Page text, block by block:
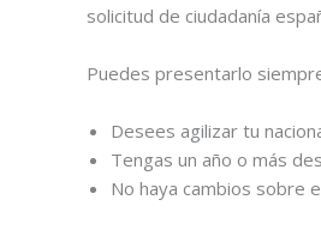
solicitud de ciudadanía
Puedes presentarlo
Desees agilizar tu
Tengas un año o más
No haya cambios sobre